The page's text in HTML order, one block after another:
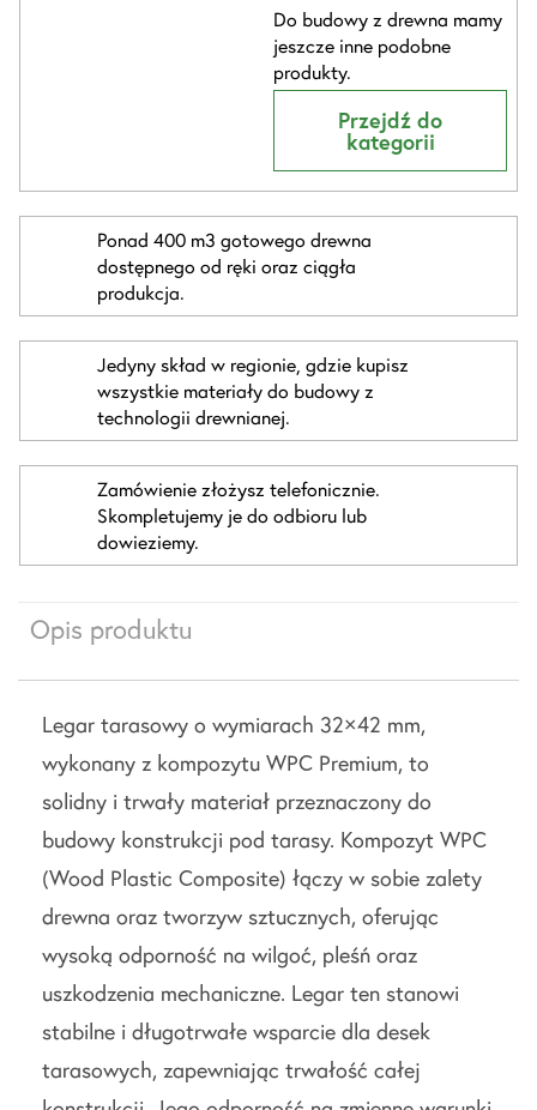
Do budowy z drewna mamy
jeszcze inne podobne
produkty.
Przejdź do
kategorii
Ponad 400 m3 gotowego drewna
dostępnego od ręki oraz ciągła
produkcja.
Jedyny skład w regionie, gdzie kupisz
wszystkie materiały do budowy z
technologii drewnianej.
Zamówienie złożysz telefonicznie.
Skompletujemy je do odbioru lub
dowieziemy.
Opis produktu
Legar tarasowy o wymiarach 32×42 mm,
wykonany z kompozytu WPC Premium, to
solidny i trwały materiał przeznaczony do
budowy konstrukcji pod tarasy. Kompozyt WPC
(Wood Plastic Composite) łączy w sobie zalety
drewna oraz tworzyw sztucznych, oferując
wysoką odporność na wilgoć, pleśń oraz
uszkodzenia mechaniczne. Legar ten stanowi
stabilne i długotrwałe wsparcie dla desek
tarasowych, zapewniając trwałość całej